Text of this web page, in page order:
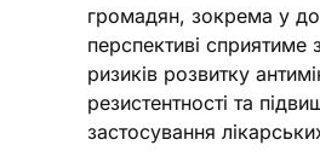
громадян, зокрема у
перспективі
ризиків розвитку
резистентності та
застосування